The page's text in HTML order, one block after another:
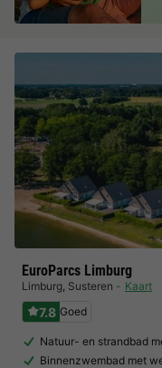
EuroParcs Limburg
Limburg, Susteren Kaart
7.8 Goed
Natuur- en strandbad
Binnenzwembad met